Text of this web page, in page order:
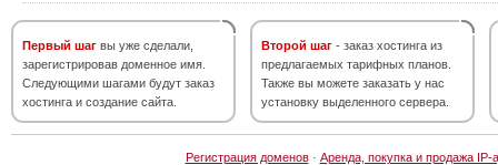
Первый шаг вы уже сделали,
зарегистрировав доменное имя.
Следующими шагами будут заказ
хостинга и создание сайта.
Второй шаг - заказ хостинга из
предлагаемых тарифных планов.
Также вы можете заказать у нас
установку выделенного сервера.
Регистрация доменов· Аренда, покупка и продажа IP-